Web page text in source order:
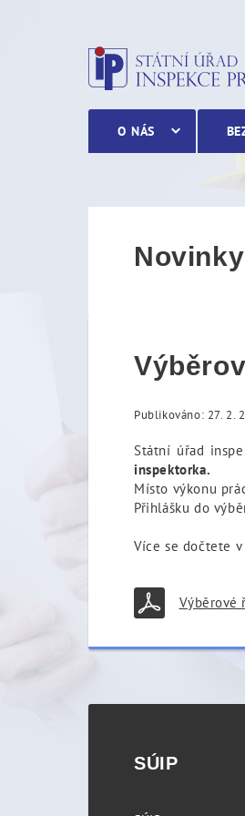
Výběrové
O NÁS
Novinky
Publikováno: 27. 2.
Státní úřad
inspektorka.
Místo výkonu
Přihlášku do
Více se dočtete
Výběrové
SÚIP